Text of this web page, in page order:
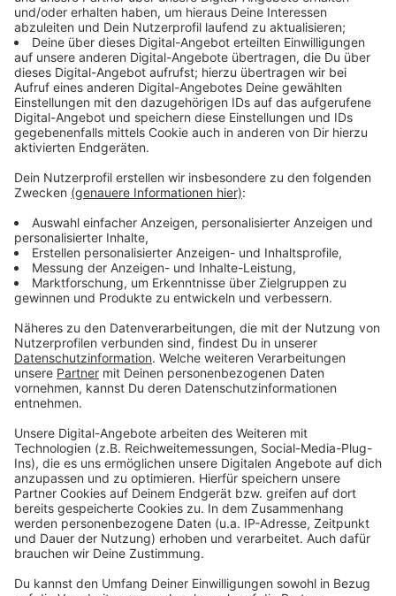
Bei den 15 Songs auf "Marathon" geht es natürlich vor
allem um große Gefühle. "Immer wenn die Liebe fehlt"
ist ein Plädoyer für diese Emotion, "Das Leben schont
keinen" beschreibt die Unwägbarkeiten des Lebens
und in "Was aus euch wird" behandelt Kaiser eine
Frage, die sich wohl alle Eltern mal stellen: Was wird
aus den Kindern, wenn ich nicht mehr da bin?
Anzeige
Anzeige
Wie sehr das Publikum seinen Kaiser liebt, ist auf
seinen Konzerten zu beobachten, zu denen im
vergangenen Jahr weit mehr als 400.000 Menschen
kamen - darunter Ehepaare, Freundinnengruppen, Enkel
mit ihren Omas und auch Teenager. "Ich bin immer
wieder positiv überrascht, wenn ich auf der Bühne
stehe und davor junge Menschen sehe mit 18 oder 20,
die die Texte mitsingen können", erklärt der
Ausnahmekünstler stolz.
Anzeige